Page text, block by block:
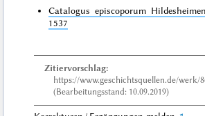
Catalogus episcoporum
1537
Zitiervorschlag:
https://www.geschichtsquellen.de/werk/
(Bearbeitungsstand: 10.09.2019)